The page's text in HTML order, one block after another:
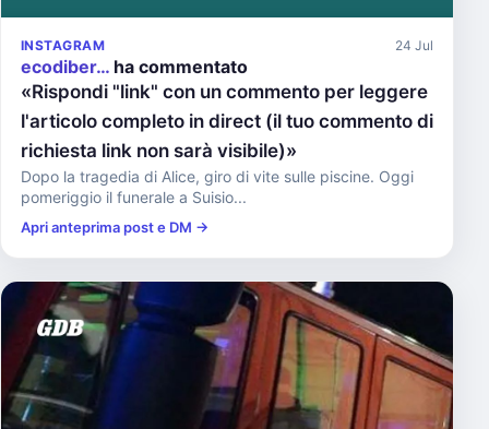
INSTAGRAM 24 Jul
ecodiber… ha commentato
«Rispondi "link" con un commento per leggere
l'articolo completo in direct (il tuo commento di
richiesta link non sarà visibile)»
Dopo la tragedia di Alice, giro di vite sulle piscine. Oggi
pomeriggio il funerale a Suisio...
Apri anteprima post e DM →